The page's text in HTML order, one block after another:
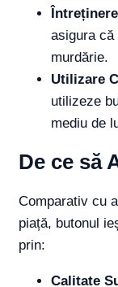
Întreținere
asigura că
murdărie.
Utilizare
utilizeze
mediu de
De ce să
Comparativ cu
piață, butonul
prin:
Calitate